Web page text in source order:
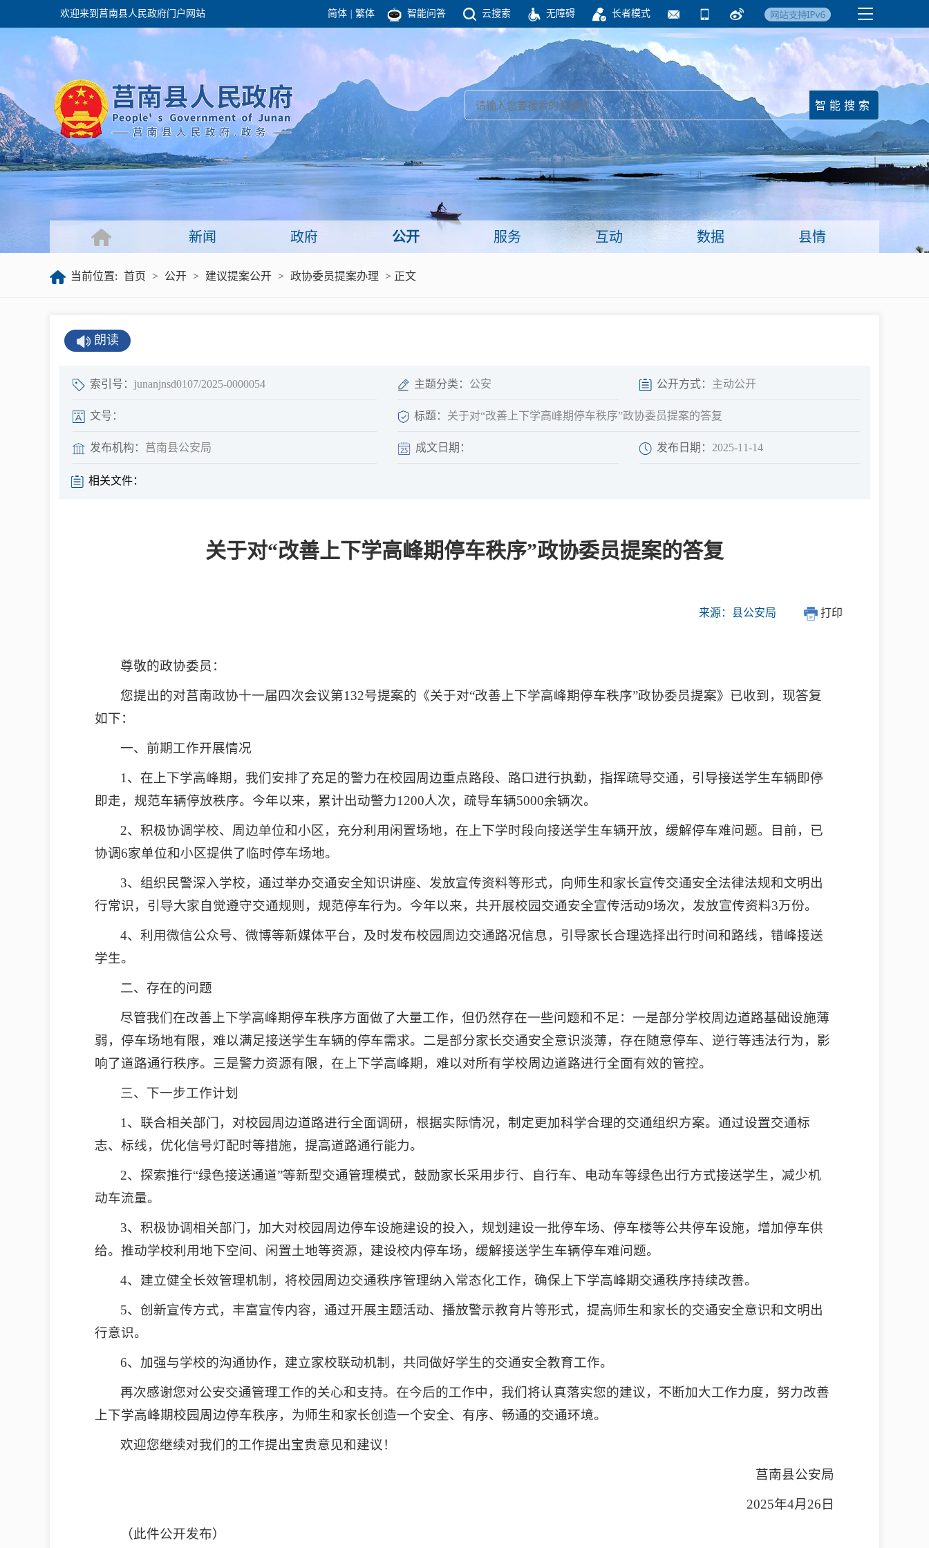
欢迎来到莒南县人民政府门户网站 简体 繁体 智能问答 云搜索 无障碍 长者模式
团结高效 理性法治 公开公平 友善和谐
领导之窗 政府机构
政府会议 政府公报
政府目录 政府数据
政府工作报告
新闻
政务要闻 国务院要闻
部门信息 镇街信息
视频新闻 临沂日报·莒南新
闻
公共企事业单位信 依申请公开
经济发展 图说莒南 政府开放日 网上调查
新闻 政府 公开 服务 互动 数据 县情
当前位置: 首页 > 公开 > 建议提案公开 > 政协委员提案办理 > 正文
朗读
索引号： junanjnsd0107/2025-0000054 主题分类： 公安 公开方式： 主动公开
文号： 标题： 关于对“改善上下学高峰期停车秩序”政协委员提案的答复
发布机构： 莒南县公安局 成文日期： 发布日期： 2025-11-14
相关文件：
关于对“改善上下学高峰期停车秩序”政协委员提案的答复
来源：县公安局 打印
尊敬的政协委员：
您提出的对莒南政协十一届四次会议第132号提案的《关于对“改善上下学高峰期停车秩序”政协委员提案》已收到，现答复
如下：
一、前期工作开展情况
1、在上下学高峰期，我们安排了充足的警力在校园周边重点路段、路口进行执勤，指挥疏导交通，引导接送学生车辆即停
即走，规范车辆停放秩序。今年以来，累计出动警力1200人次，疏导车辆5000余辆次。
2、积极协调学校、周边单位和小区，充分利用闲置场地，在上下学时段向接送学生车辆开放，缓解停车难问题。目前，已
协调6家单位和小区提供了临时停车场地。
3、组织民警深入学校，通过举办交通安全知识讲座、发放宣传资料等形式，向师生和家长宣传交通安全法律法规和文明出
行常识，引导大家自觉遵守交通规则，规范停车行为。今年以来，共开展校园交通安全宣传活动9场次，发放宣传资料3万份。
4、利用微信公众号、微博等新媒体平台，及时发布校园周边交通路况信息，引导家长合理选择出行时间和路线，错峰接送
学生。
二、存在的问题
尽管我们在改善上下学高峰期停车秩序方面做了大量工作，但仍然存在一些问题和不足：一是部分学校周边道路基础设施薄
弱，停车场地有限，难以满足接送学生车辆的停车需求。二是部分家长交通安全意识淡薄，存在随意停车、逆行等违法行为，影
响了道路通行秩序。三是警力资源有限，在上下学高峰期，难以对所有学校周边道路进行全面有效的管控。
三、下一步工作计划
1、联合相关部门，对校园周边道路进行全面调研，根据实际情况，制定更加科学合理的交通组织方案。通过设置交通标
志、标线，优化信号灯配时等措施，提高道路通行能力。
2、探索推行“绿色接送通道”等新型交通管理模式，鼓励家长采用步行、自行车、电动车等绿色出行方式接送学生，减少机
动车流量。
3、积极协调相关部门，加大对校园周边停车设施建设的投入，规划建设一批停车场、停车楼等公共停车设施，增加停车供
给。推动学校利用地下空间、闲置土地等资源，建设校内停车场，缓解接送学生车辆停车难问题。
4、建立健全长效管理机制，将校园周边交通秩序管理纳入常态化工作，确保上下学高峰期交通秩序持续改善。
5、创新宣传方式，丰富宣传内容，通过开展主题活动、播放警示教育片等形式，提高师生和家长的交通安全意识和文明出
行意识。
6、加强与学校的沟通协作，建立家校联动机制，共同做好学生的交通安全教育工作。
再次感谢您对公安交通管理工作的关心和支持。在今后的工作中，我们将认真落实您的建议，不断加大工作力度，努力改善
上下学高峰期校园周边停车秩序，为师生和家长创造一个安全、有序、畅通的交通环境。
欢迎您继续对我们的工作提出宝贵意见和建议！
莒南县公安局
2025年4月26日
（此件公开发布）